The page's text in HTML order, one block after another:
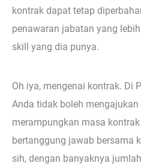
kontrak dapat tetap
penawaran jabatan yang
skill yang dia punya.
Oh iya, mengenai kontrak. Di
Anda tidak boleh mengajukan
merampungkan masa
bertanggung jawab bersama
sih, dengan banyaknya